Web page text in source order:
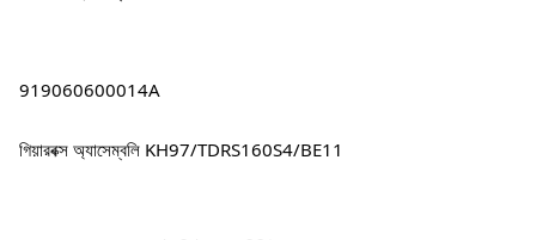
919060600014A
গিয়ারবক্স অ্যাসেম্বলি KH97/TDRS160S4/BE11